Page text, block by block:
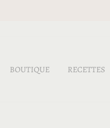
BOUTIQUE RECETTES